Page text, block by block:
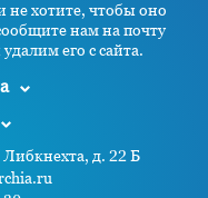
не хотите, чтобы оно
нам на почту
его с сайта.
д. 22 Б